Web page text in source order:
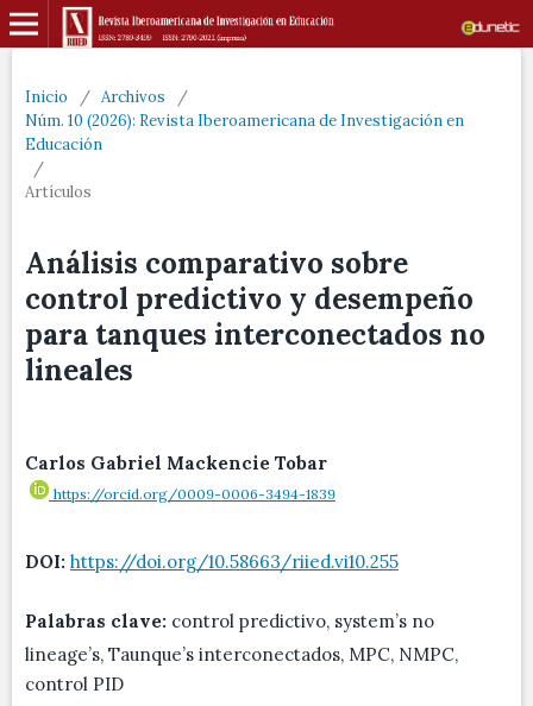
Inicio / Archivos
/
Núm. 10 (2026): Revista Iberoamericana de Investigación en
Educación
/
Artículos
Análisis comparativo sobre
control predictivo y desempeño
para tanques interconectados no
lineales
Carlos Gabriel Mackencie Tobar
https://orcid.org/0009-0006-3494-1839
DOI: https://doi.org/10.58663/riied.vi10.255
Palabras clave: control predictivo, system’s no
lineage’s, Taunque’s interconectados, MPC, NMPC,
control PID